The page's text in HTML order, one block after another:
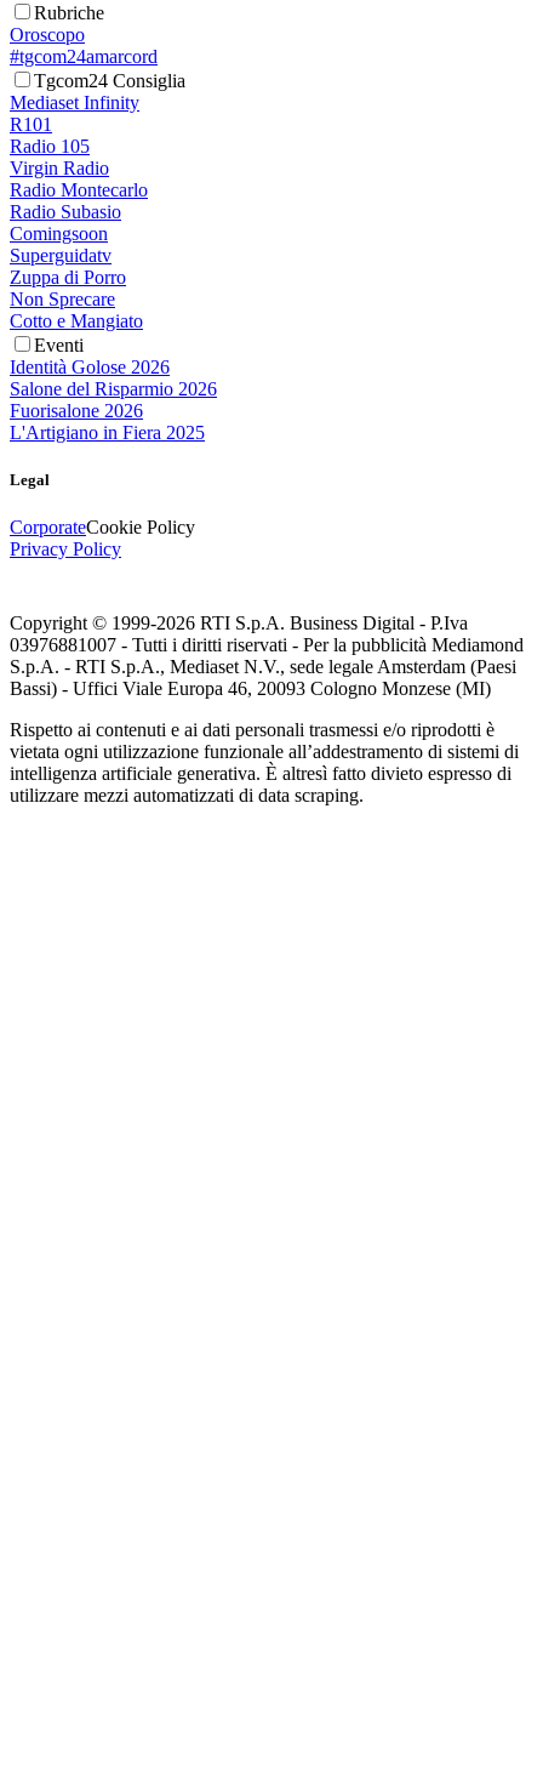
Rubriche
Oroscopo
#tgcom24amarcord
Tgcom24 Consiglia
Mediaset Infinity
R101
Radio 105
Virgin Radio
Radio Montecarlo
Radio Subasio
Comingsoon
Superguidatv
Zuppa di Porro
Non Sprecare
Cotto e Mangiato
Eventi
Identità Golose 2026
Salone del Risparmio 2026
Fuorisalone 2026
L'Artigiano in Fiera 2025
Legal
CorporateCookie Policy
Privacy Policy
Copyright © 1999-2026 RTI S.p.A. Business Digital - P.Iva
03976881007 - Tutti i diritti riservati - Per la pubblicità Mediamond
S.p.A. - RTI S.p.A., Mediaset N.V., sede legale Amsterdam (Paesi
Bassi) - Uffici Viale Europa 46, 20093 Cologno Monzese (MI)
Rispetto ai contenuti e ai dati personali trasmessi e/o riprodotti è
vietata ogni utilizzazione funzionale all’addestramento di sistemi di
intelligenza artificiale generativa. È altresì fatto divieto espresso di
utilizzare mezzi automatizzati di data scraping.